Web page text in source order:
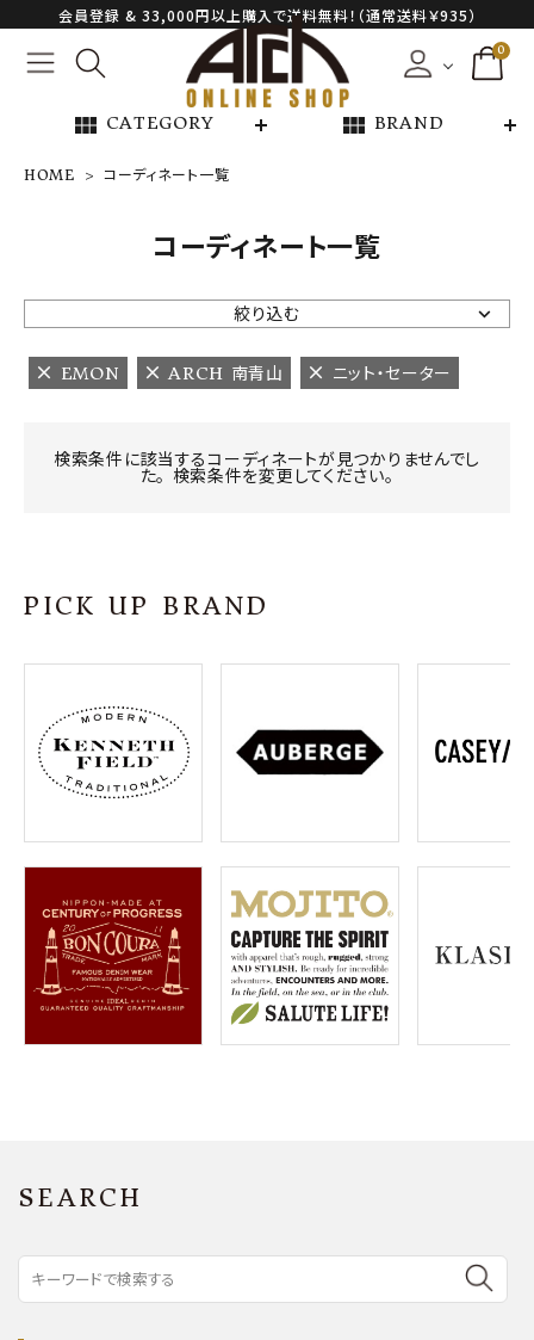
会員登録 & 33,000円以上購入で送料無料！（通常送料￥935）
0
view_module CATEGORY view_module BRAND
NEW ARRIVAL
ARCH EXCLUSIVE
BRAND
INFORMATION
ご利用ガイド
プライバシーポリシー
特定商取引法について
お問い合わせ
OFFICIAL WEB SITE
ACCOUNT MENU
ようこそ ゲスト 様
meeting_room ログイン 会員登録
HOME コーディネート一覧
コーディネート一覧
絞り込む
EMON ARCH 南青山 ニット・セーター
検索条件に該当するコーディネートが見つかりませんでし
た。 検索条件を変更してください。
PICK UP BRAND
SEARCH